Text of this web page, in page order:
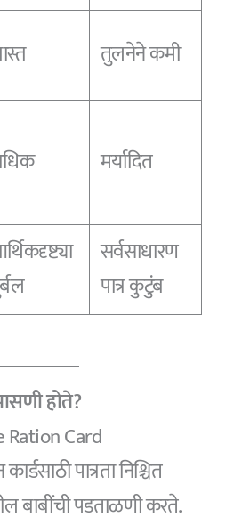
तुलनेने कमी
मर्यादित
सर्वसाधारण
पात्र कुटुंब
होते?
Ration Card
पात्रता निश्चित
बाबींची पडताळणी करते.